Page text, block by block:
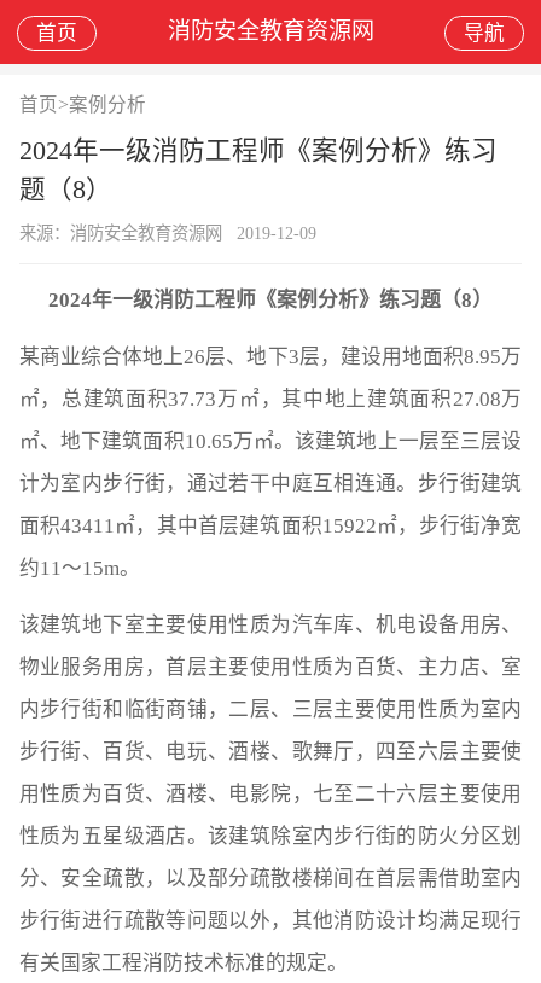
首页 消防安全教育资源网 导航
首页 >案例分析
2024年一级消防工程师《案例分析》练习
题（8）
来源：消防安全教育资源网 2019-12-09
2024年一级消防工程师《案例分析》练习题（8）
某商业综合体地上26层、地下3层，建设用地面积8.95万
㎡，总建筑面积37.73万㎡，其中地上建筑面积27.08万
㎡、地下建筑面积10.65万㎡。该建筑地上一层至三层设
计为室内步行街，通过若干中庭互相连通。步行街建筑
面积43411㎡，其中首层建筑面积15922㎡，步行街净宽
约11～15m。
该建筑地下室主要使用性质为汽车库、机电设备用房、
物业服务用房，首层主要使用性质为百货、主力店、室
内步行街和临街商铺，二层、三层主要使用性质为室内
步行街、百货、电玩、酒楼、歌舞厅，四至六层主要使
用性质为百货、酒楼、电影院，七至二十六层主要使用
性质为五星级酒店。该建筑除室内步行街的防火分区划
分、安全疏散，以及部分疏散楼梯间在首层需借助室内
步行街进行疏散等问题以外，其他消防设计均满足现行
有关国家工程消防技术标准的规定。